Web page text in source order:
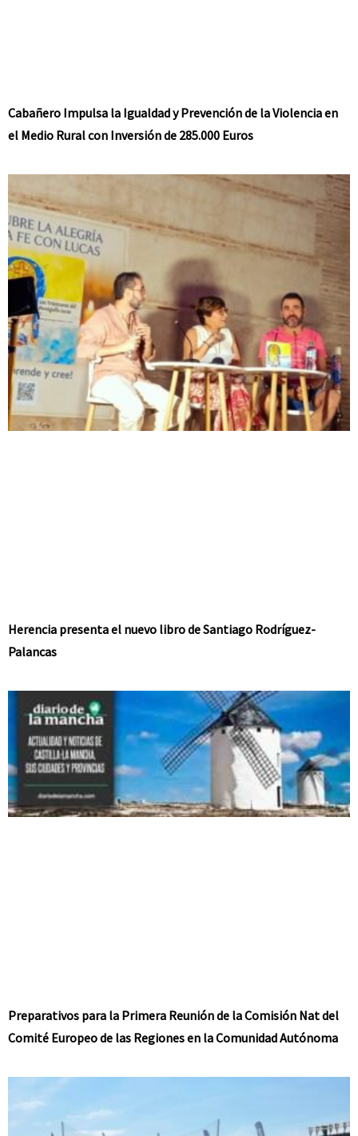
Cabañero Impulsa la Igualdad y Prevención de la Violencia en
el Medio Rural con Inversión de 285.000 Euros
Herencia presenta el nuevo libro de Santiago Rodríguez-
Palancas
Preparativos para la Primera Reunión de la Comisión Nat del
Comité Europeo de las Regiones en la Comunidad Autónoma